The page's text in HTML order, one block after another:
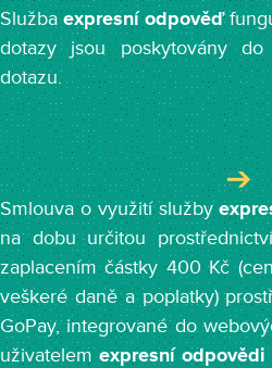
Službaexpresní odpověď
dotazy jsou poskytovány
dotazu.
Smlouva o využití služby
na dobu určitou
zaplacením částky 400 Kč
veškeré daně a poplatky)
GoPay, integrované do
uživatelemexpresní odpovědi